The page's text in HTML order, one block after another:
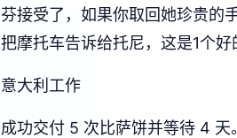
芬接受了，如果你取回她珍贵的
把摩托车告诉给托尼，这是1个好
意大利工作
成功交付 5 次比萨饼并等待 4 天。